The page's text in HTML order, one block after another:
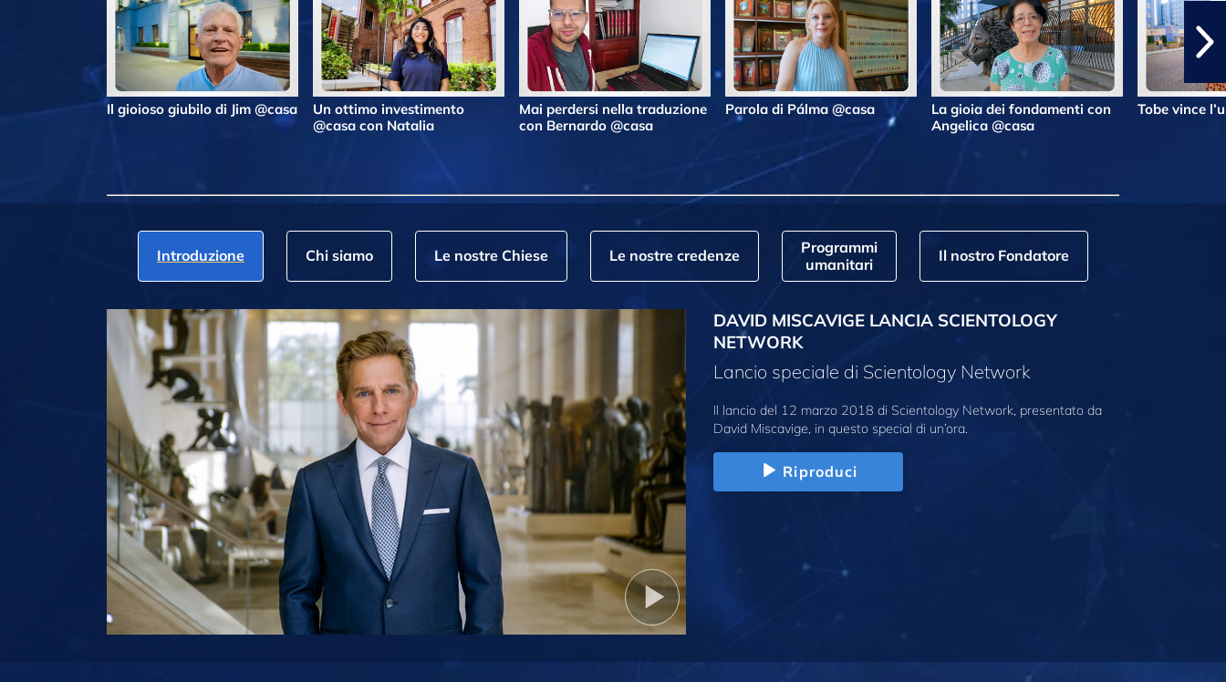
Il gioioso giubilo di Jim @casa
Un ottimo investimento
@casa con Natalia
Mai perdersi nella traduzione
con Bernardo @casa
Parola di Pálma @casa
La gioia dei fondamenti con
Angelica @casa
Tobe vince
Introduzione Chi siamo Le nostre Chiese Le nostre credenze
Programmi
umanitari
Il nostro Fondatore
DAVID MISCAVIGE LANCIA SCIENTOLOGY
NETWORK
Lancio speciale di Scientology Network
Il lancio del 12 marzo 2018 di Scientology Network, presentato da
David Miscavige, in questo special di un’ora.
Riproduci